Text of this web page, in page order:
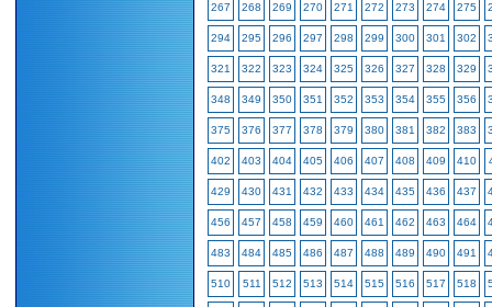
267 268 269 270 271 272 273 274 275
294 295 296 297 298 299 300 301 302
321 322 323 324 325 326 327 328 329
348 349 350 351 352 353 354 355 356
375 376 377 378 379 380 381 382 383
402 403 404 405 406 407 408 409 410
429 430 431 432 433 434 435 436 437
456 457 458 459 460 461 462 463 464
483 484 485 486 487 488 489 490 491
510 511 512 513 514 515 516 517 518